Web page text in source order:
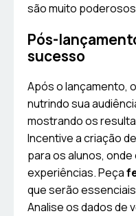
são muito
Pós-
sucesso
Após o lançamento,
nutrindo sua
mostrando os
Incentive a criação
para os alunos,
experiências. Peça
que serão
Analise os dados de